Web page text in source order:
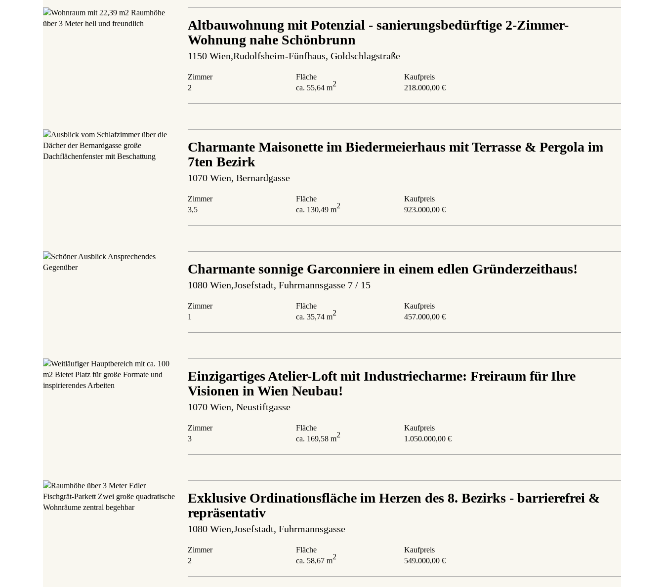
Altbauwohnung mit Potenzial - sanierungsbedürftige 2-Zimmer-
Wohnung nahe Schönbrunn
1150 Wien,Rudolfsheim-Fünfhaus, Goldschlagstraße
Zimmer
2
Fläche
ca. 55,64 m2
Kaufpreis
218.000,00 €
Charmante Maisonette im Biedermeierhaus mit Terrasse & Pergola im
7ten Bezirk
1070 Wien, Bernardgasse
Zimmer
3,5
Fläche
ca. 130,49 m2
Kaufpreis
923.000,00 €
Charmante sonnige Garconniere in einem edlen Gründerzeithaus!
1080 Wien,Josefstadt, Fuhrmannsgasse 7 / 15
Zimmer
1
Fläche
ca. 35,74 m2
Kaufpreis
457.000,00 €
Einzigartiges Atelier-Loft mit Industriecharme: Freiraum für Ihre
Visionen in Wien Neubau!
1070 Wien, Neustiftgasse
Zimmer
3
Fläche
ca. 169,58 m2
Kaufpreis
1.050.000,00 €
Exklusive Ordinationsfläche im Herzen des 8. Bezirks - barrierefrei &
repräsentativ
1080 Wien,Josefstadt, Fuhrmannsgasse
Zimmer
2
Fläche
ca. 58,67 m2
Kaufpreis
549.000,00 €